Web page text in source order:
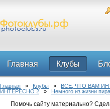
Главная Клубы
Форум
Главная » Клубы » ВСЕ, ЧТО ВАМ
ИНТЕРЕСНО 2 » Немного из жизни
Помочь сайту материально?